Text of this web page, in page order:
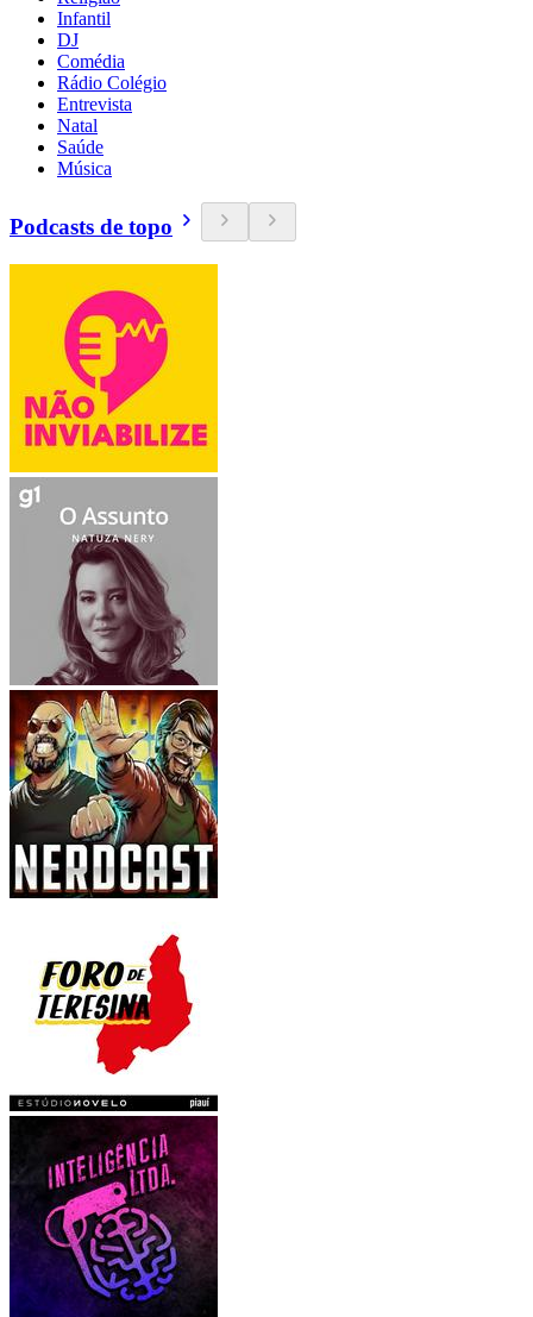
Infantil
DJ
Comédia
Rádio Colégio
Entrevista
Natal
Saúde
Música
Podcasts de topo